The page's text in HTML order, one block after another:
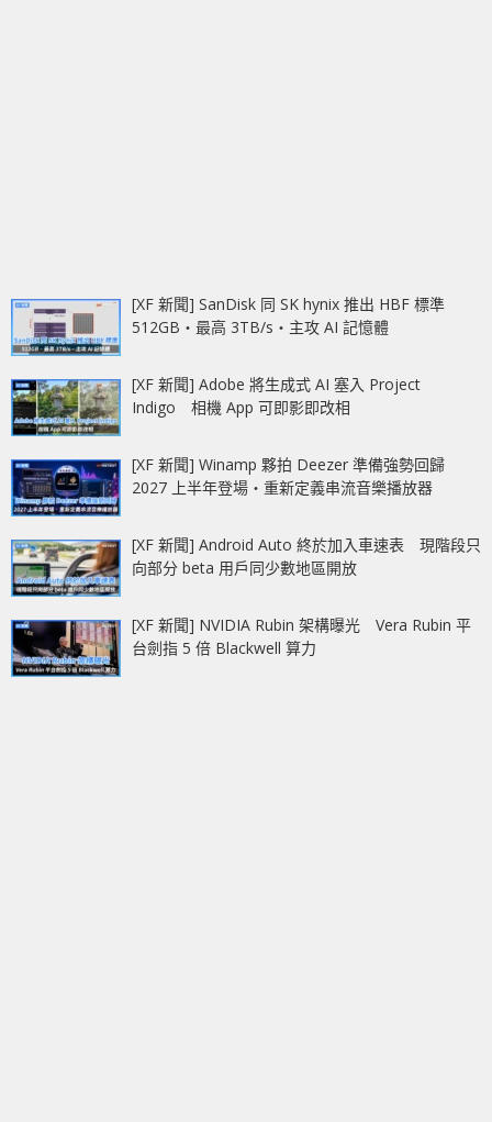
[XF 新聞] SanDisk 同 SK hynix 推出 HBF 標準
512GB‧最高 3TB/s‧主攻 AI 記憶體
[XF 新聞] Adobe 將生成式 AI 塞入 Project
Indigo 相機 App 可即影即改相
[XF 新聞] Winamp 夥拍 Deezer 準備強勢回歸
2027 上半年登場‧重新定義串流音樂播放器
[XF 新聞] Android Auto 終於加入車速表 現階段只
向部分 beta 用戶同少數地區開放
[XF 新聞] NVIDIA Rubin 架構曝光 Vera Rubin 平
台劍指 5 倍 Blackwell 算力